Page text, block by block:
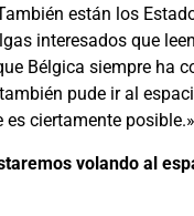
están los
interesados que
Bélgica siempre ha
pude ir al
es ciertamente posible.»
volando al